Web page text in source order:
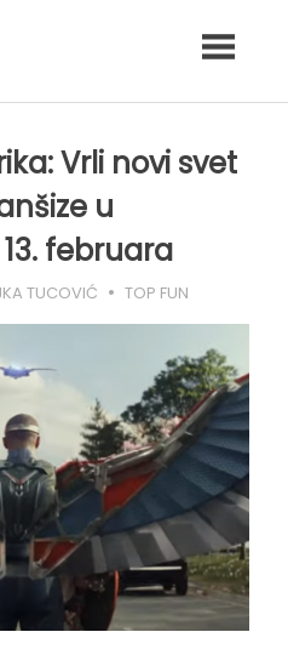
Vrli novi svet
u
februara
TUCOVIĆ TOP FUN